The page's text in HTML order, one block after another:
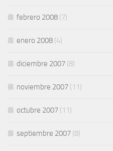
febrero 2008 (7)
enero 2008 (4)
diciembre 2007 (8)
noviembre 2007 (11)
octubre 2007 (11)
septiembre 2007 (8)